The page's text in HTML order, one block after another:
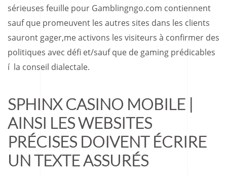
sérieuses feuille pour Gamblingngo.com contiennent
sauf que promeuvent les autres sites dans les clients
sauront gager,me activons les visiteurs à confirmer des
politiques avec défi et/sauf que de gaming prédicables
í la conseil dialectale.
SPHINX CASINO MOBILE |
AINSI LES WEBSITES
PRÉCISES DOIVENT ÉCRIRE
UN TEXTE ASSURÉS